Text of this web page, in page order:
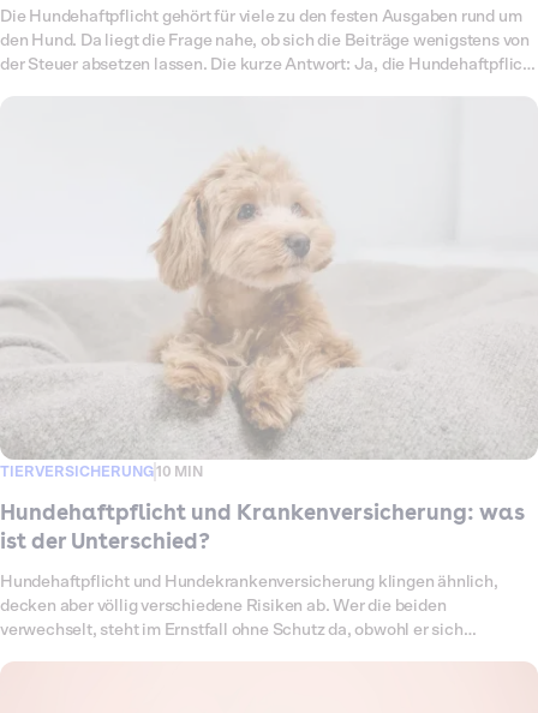
Die Hundehaftpflicht gehört für viele zu den festen Ausgaben rund um
den Hund. Da liegt die Frage nahe, ob sich die Beiträge wenigstens von
der Steuer absetzen lassen. Die kurze Antwort: Ja, die Hundehaftpflicht
Hundehaftpflicht wirklich einen Steuervorteil bringt, wie du sie
einträgst, welche Kosten rund um den Hund du sonst noch absetzen
kannst und welche nicht.
TIERVERSICHERUNG10 MIN
Hundehaftpflicht und Krankenversicherung: was
ist der Unterschied?
Hundehaftpflicht und Hundekrankenversicherung klingen ähnlich,
decken aber völlig verschiedene Risiken ab. Wer die beiden
verwechselt, steht im Ernstfall ohne Schutz da, obwohl er sich